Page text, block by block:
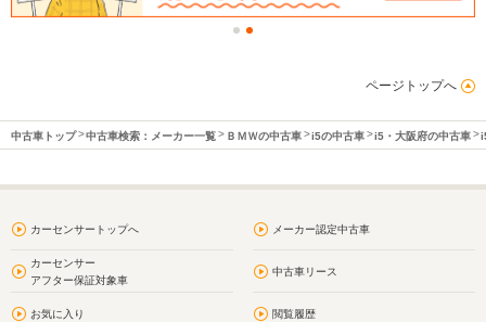
ページトップへ
中古車トップ 中古車検索：メーカー一覧 ＢＭＷの中古車 i5の中古車 i5・大阪府の中古車
カーセンサートップへ メーカー認定中古車
カーセンサー
アフター保証対象車
中古車リース
お気に入り 閲覧履歴